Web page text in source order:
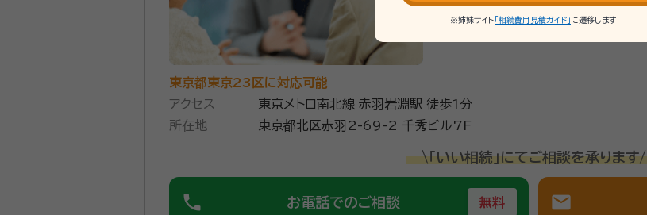
東京都東京23区に対応可能
アクセス
東京メトロ南北線 赤羽岩淵駅 徒歩1分
所在地
東京都北区赤羽2-69-2 千秀ビル7F
\「いい相続」にてご相談を承ります/
phone お電話でのご相談 無料 mail
※姉妹サイト 「相続費用見積ガイド」 に遷移します